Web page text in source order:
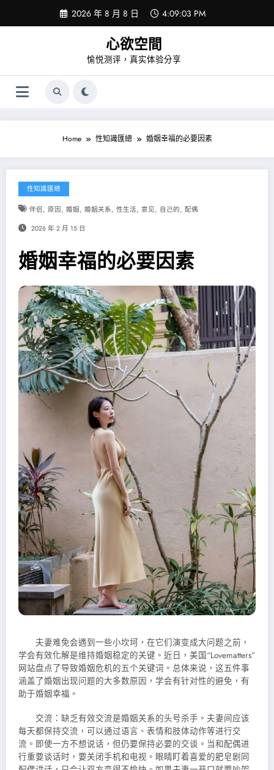
content
2026 年 8 月 8 日 4:09:03 PM
心欲空間
愉悦测评，真实体验分享
Home 性知識匯總 婚姻幸福的必要因素
性知識匯總
伴侣, 原因, 婚姻, 婚姻关系, 性生活, 意见, 自己的, 配偶
2026 年 2 月 15 日
婚姻幸福的必要因素
夫妻难免会遇到一些小坎坷，在它们演变成大问题之前，
学会有效化解是维持婚姻稳定的关键。近日，美国“Lovematters”
网站盘点了导致婚姻危机的五个关键词。总体来说，这五件事
涵盖了婚姻出现问题的大多数原因，学会有针对性的避免，有
助于婚姻幸福。
交流：缺乏有效交流是婚姻关系的头号杀手。夫妻间应该
每天都保持交流，可以通过语言、表情和肢体动作等进行交
流。即使一方不想说话，但仍要保持必要的交谈。当和配偶进
行重要谈话时，要关闭手机和电视。眼睛盯着喜爱的肥皂剧同